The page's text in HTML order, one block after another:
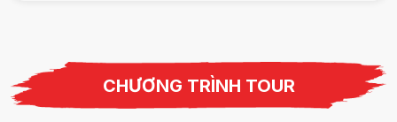
CHƯƠNG TRÌNH TOUR